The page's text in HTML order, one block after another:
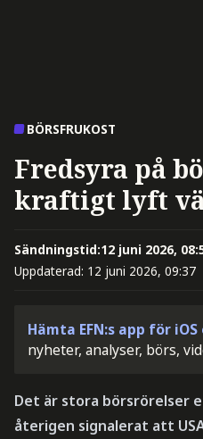
BÖRSFRUKOST
Fredsyra på
kraftigt lyft
Sändningstid:12 juni 2026,
Uppdaterad: 12 juni 2026, 09:37
Hämta EFN:s app för
nyheter, analyser, börs,
Det är stora börsrörelser
återigen signalerat att